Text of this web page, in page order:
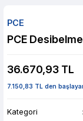
PCE
PCE
36.670,93 TL
7.150,83 TL den
Kategori